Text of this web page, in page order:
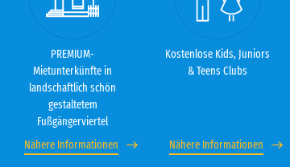
PREMIUM-
Mietunterkünfte in
landschaftlich schön
gestaltetem
Fußgängerviertel
Nähere Informationen
Kostenlose Kids, Juniors
& Teens Clubs
Nähere Informationen